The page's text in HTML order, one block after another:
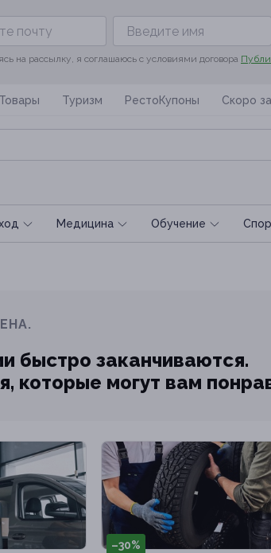
на рассылку, я соглашаюсь с условиями договора
Товары Туризм РестоКупоны Скоро
Медицина Обучение
быстро заканчиваются.
которые могут вам
–30%